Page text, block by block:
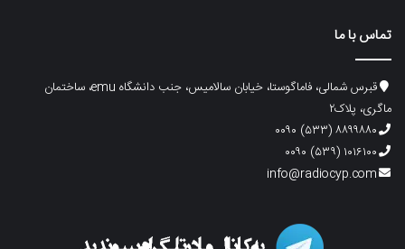
تماس با ما
قبرس شمالی، فاماگوستا، خیابان سالامیس، جنب دانشگاه emu، ساختمان
ماگری، پلاک۲
۸۸۹۹۸۸۰ (۵۳۳) ۰۰۹۰
۱۰۱۶۱۰۰ (۵۳۹) ۰۰۹۰
info@radiocyp.com